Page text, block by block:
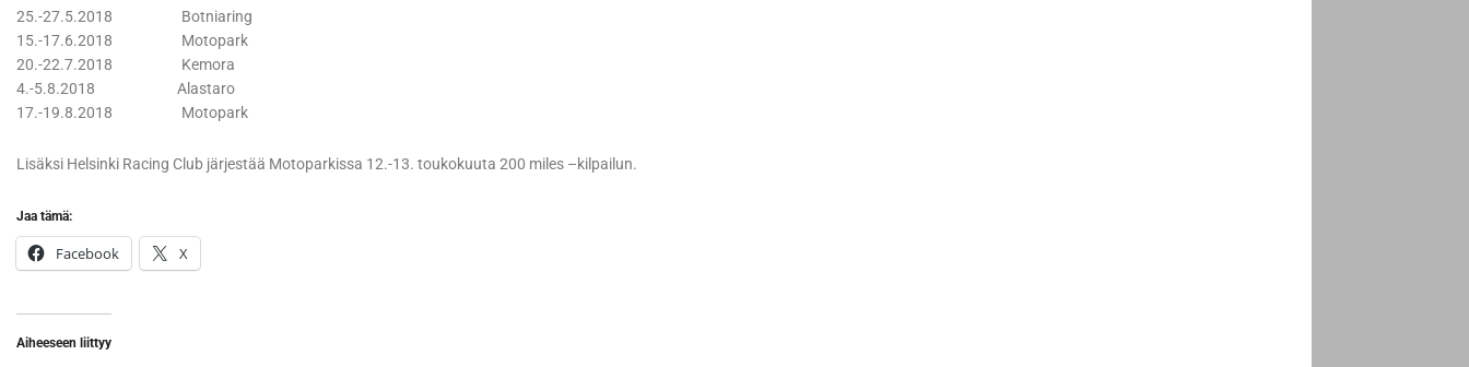
25.-27.5.2018 Botniaring
15.-17.6.2018 Motopark
20.-22.7.2018 Kemora
4.-5.8.2018 Alastaro
17.-19.8.2018 Motopark
Lisäksi Helsinki Racing Club järjestää Motoparkissa 12.-13. toukokuuta 200 miles –kilpailun.
Jaa tämä:
Facebook X
Aiheeseen liittyy